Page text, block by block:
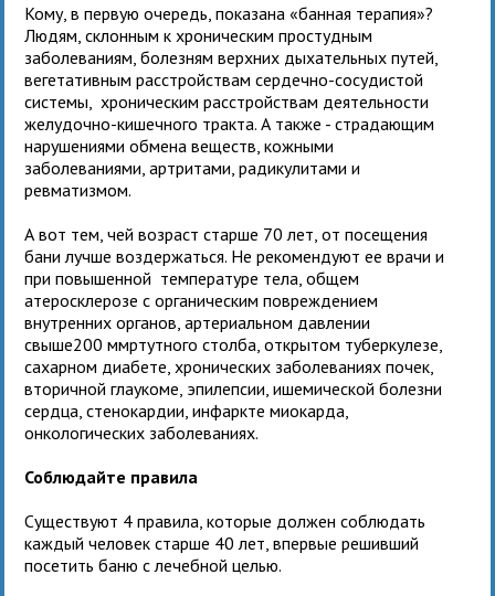
Кому, в первую очередь, показана «банная терапия»?
Людям, склонным к хроническим простудным
заболеваниям, болезням верхних дыхательных путей,
вегетативным расстройствам сердечно-сосудистой
системы, хроническим расстройствам деятельности
желудочно-кишечного тракта. А также - страдающим
нарушениями обмена веществ, кожными
заболеваниями, артритами, радикулитами и
ревматизмом.
А вот тем, чей возраст старше 70 лет, от посещения
бани лучше воздержаться. Не рекомендуют ее врачи и
при повышенной температуре тела, общем
атеросклерозе с органическим повреждением
внутренних органов, артериальном давлении
свыше200 ммртутного столба, открытом туберкулезе,
сахарном диабете, хронических заболеваниях почек,
вторичной глаукоме, эпилепсии, ишемической болезни
сердца, стенокардии, инфаркте миокарда,
онкологических заболеваниях.
Соблюдайте правила
Существуют 4 правила, которые должен соблюдать
каждый человек старше 40 лет, впервые решивший
посетить баню с лечебной целью.